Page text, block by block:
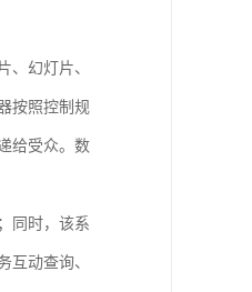
、幻灯片、
按照控制规
给受众。数
同时，该系
互动查询、